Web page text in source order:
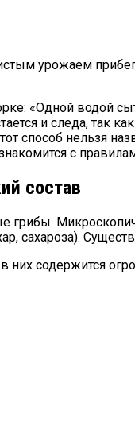
урожаем
«Одной водой
и следа, так
способ нельзя
с
состав
грибы.
сахароза).
них содержится